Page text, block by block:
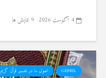
4 آگوست 2026 9 نمایش ها
GENEL اصول ما در تفسیر قرآن کریم